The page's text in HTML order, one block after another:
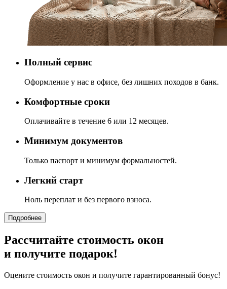
Полный сервис
Оформление у нас в офисе, без лишних походов в банк.
Комфортные сроки
Оплачивайте в течение 6 или 12 месяцев.
Минимум документов
Только паспорт и минимум формальностей.
Легкий старт
Ноль переплат и без первого взноса.
Подробнее
Рассчитайте стоимость окон
и получите подарок!
Оцените стоимость окон и получите гарантированный бонус!